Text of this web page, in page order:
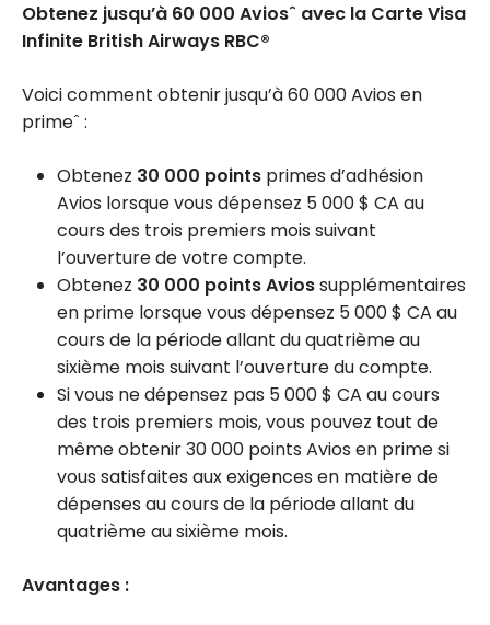
Obtenez jusqu’à 60 000 Aviosˆ avec la Carte Visa
Infinite British Airways RBC®
Voici comment obtenir jusqu’à60 000Avios en
primeˆ :
Obtenez 30 000 points primes d’adhésion
Avios lorsque vous dépensez 5 000 $ CA au
cours des trois premiers mois suivant
l’ouverture de votre compte.
Obtenez 30 000 points Aviossupplémentaires
en prime lorsque vous dépensez 5 000 $ CA au
cours de la période allant du quatrième au
sixième mois suivant l’ouverture du compte.
Si vous ne dépensez pas 5 000 $ CA au cours
des trois premiers mois, vous pouvez tout de
même obtenir 30 000 points Avios en prime si
vous satisfaites aux exigences en matière de
dépenses au cours de la période allant du
quatrième au sixième mois.
Avantages :